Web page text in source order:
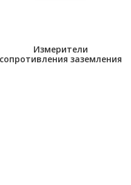
Измерители
сопротивления заземления